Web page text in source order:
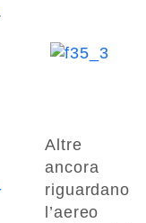
Altre
ancora
riguardano
l’aereo